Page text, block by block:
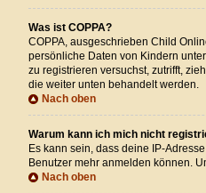
Was ist COPPA?
COPPA, ausgeschrieben Child
persönliche Daten von Kindern
zu registrieren versuchst, zutrifft,
die weiter unten behandelt werden.
Nach oben
Warum kann ich mich nicht
Es kann sein, dass deine IP-
Benutzer mehr anmelden können.
Nach oben